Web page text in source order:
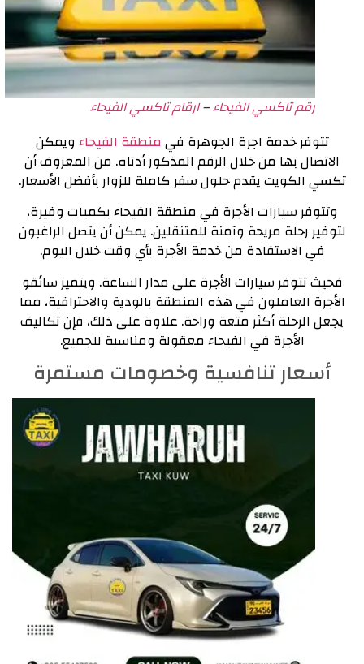
رقم تاكسي الفيحاء–ارقام تاكسي الفيحاء
تتوفر خدمة اجرة الجوهرة في منطقة الفيحاءويمكن
الاتصال بها من خلال الرقم المذكور أدناه. من المعروف أن
تكسي الكويت يقدم حلول سفر كاملة للزوار بأفضل الأسعار.
وتتوفر سيارات الأجرة في منطقة الفيحاء بكميات وفيرة،
لتوفير رحلة مريحة وآمنة للمتنقلين. يمكن أن يتصل الراغبون
في الاستفادة من خدمة الأجرة بأي وقت خلال اليوم.
فحيث تتوفر سيارات الأجرة على مدار الساعة. ويتميز سائقو
الأجرة العاملون في هذه المنطقة بالودية والاحترافية، مما
يجعل الرحلة أكثر متعة وراحة. علاوة على ذلك، فإن تكاليف
الأجرة في الفيحاء معقولة ومناسبة للجميع.
أسعار تنافسية وخصومات مستمرة